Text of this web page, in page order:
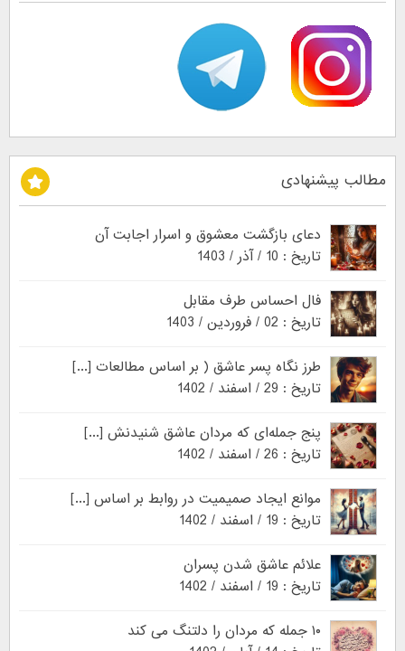
مطالب پیشنهادی
دعای بازگشت معشوق و اسرار اجابت آن
تاریخ : 10 / آذر / 1403
فال احساس طرف مقابل
تاریخ : 02 / فروردین / 1403
طرز نگاه پسر عاشق ( بر اساس مطالعات [...]
تاریخ : 29 / اسفند / 1402
پنج جمله‌ای که مردان عاشق شنیدنش [...]
تاریخ : 26 / اسفند / 1402
موانع ایجاد صمیمیت در روابط بر اساس [...]
تاریخ : 19 / اسفند / 1402
علائم عاشق شدن پسران
تاریخ : 19 / اسفند / 1402
۱۰ جمله که مردان را دلتنگ می کند